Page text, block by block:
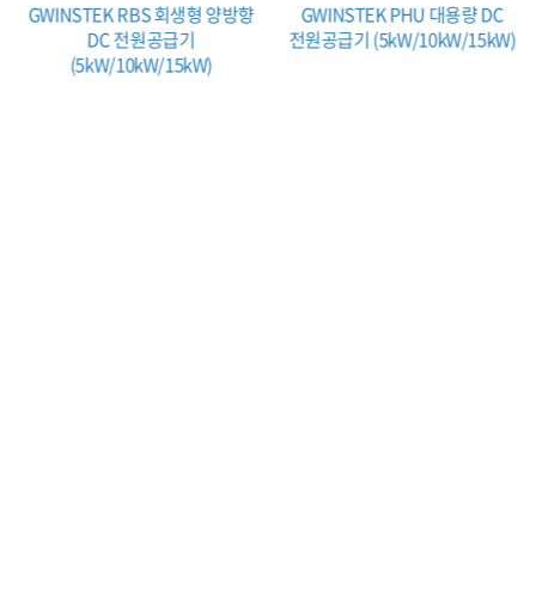
GWINSTEK RBS 회생형 양방향
DC 전원공급기
(5kW/10kW/15kW)
GWINSTEK PHU 대용량 DC
전원공급기 (5kW/10kW/15kW)